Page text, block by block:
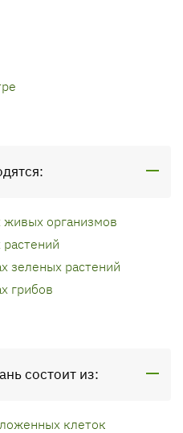
живых организмов
растений
зеленых растений
грибов
состоит из:
клеток